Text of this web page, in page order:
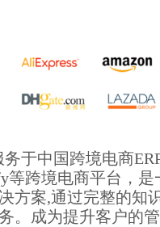
于中国跨境电商
等跨境电商平台，
方案,通过完整的知
。成为提升客户的